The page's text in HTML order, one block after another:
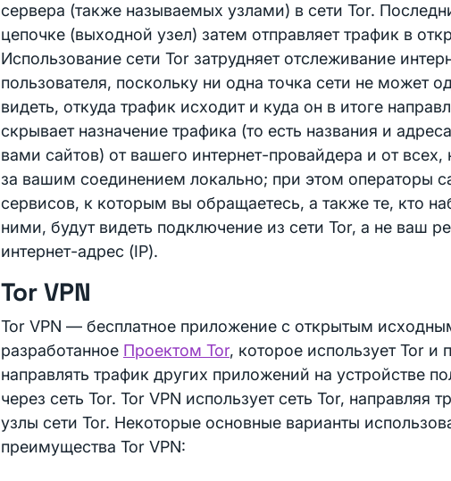
сервера (также называемых узлами) в сети Tor.
цепочке (выходной узел) затем отправляет трафик в
Использование сети Tor затрудняет отслеживание
пользователя, поскольку ни одна точка сети не может
видеть, откуда трафик исходит и куда он в итоге
скрывает назначение трафика (то есть названия и
вами сайтов) от вашего интернет-провайдера и от всех,
за вашим соединением локально; при этом операторы
сервисов, к которым вы обращаетесь, а также те, кто
ними, будут видеть подключение из сети Tor, а не ваш
интернет-адрес (IP).
Tor VPN
Tor VPN — бесплатное приложение с открытым
разработанное Проектом Tor, которое использует Tor и
направлять трафик других приложений на устройстве
через сеть Tor. Tor VPN использует сеть Tor, направляя
узлы сети Tor. Некоторые основные варианты
преимущества Tor VPN: